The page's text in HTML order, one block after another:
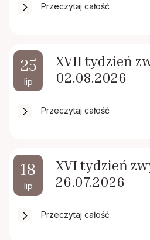
Przeczytaj całość
25
lip
XVII tydzień
02.08.2026
Przeczytaj całość
18
lip
XVI tydzień
26.07.2026
Przeczytaj całość